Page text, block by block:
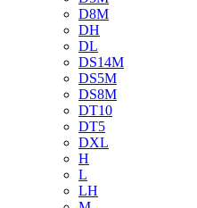
D8M
DH
DL
DS14M
DS5M
DS8M
DT10
DT5
DXL
H
L
LH